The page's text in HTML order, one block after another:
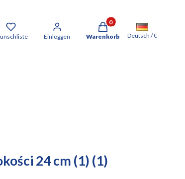
Einloggen
Produkte im Warenkorb: 0.
Warenkorb Deutsch / €
24 cm (1) (1)